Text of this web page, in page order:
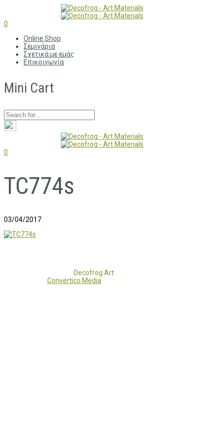
0
Online Shop
Σεμινάρια
Σχετικά με εμάς
Επικοινωνία
Mini Cart
0
TC774s
03/04/2017
Decofrog Art
Convertico Media